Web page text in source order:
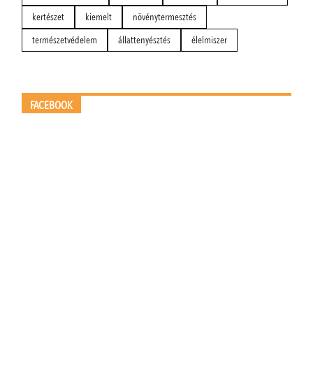
kertészet
kiemelt
növénytermesztés
természetvédelem
állattenyésztés élelmiszer
FACEBOOK